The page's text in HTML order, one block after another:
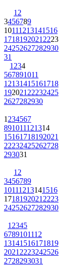
12
3456789
10111213141516
17181920212223
24252627282930
31
1234
567891011
12131415161718
19202122232425
2627282930
1234567
891011121314
15161718192021
22232425262728
293031
12
3456789
10111213141516
17181920212223
24252627282930
12345
6789101112
13141516171819
20212223242526
2728293031